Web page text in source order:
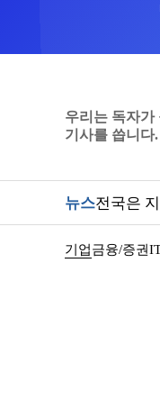
우리는 독자가
기사를 씁니다.
뉴스전국은
기업금융/증권